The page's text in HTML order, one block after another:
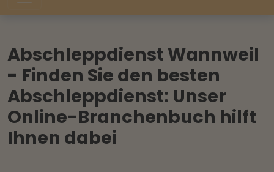
Abschleppdienst Wannweil
- Finden Sie den besten
Abschleppdienst: Unser
Online-Branchenbuch hilft
Ihnen dabei